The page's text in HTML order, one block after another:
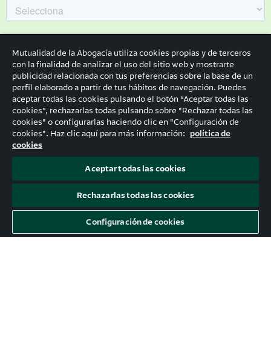
Mutualidad de la Abogacía utiliza cookies propias y de terceros
con la finalidad de analizar el uso del sitio web y mostrarte
publicidad relacionada con tus preferencias sobre la base de un
perfil elaborado a partir de tus hábitos de navegación. Puedes
aceptar todas las cookies pulsando el botón “Aceptar todas las
cookies”, rechazarlas todas pulsando sobre "Rechazar todas las
cookies" o configurarlas haciendo clic en "Configuración de
cookies". Haz clic aquí para más información: política de
cookies
Aceptar todas las cookies
Rechazarlas todas las cookies
Configuración de cookies